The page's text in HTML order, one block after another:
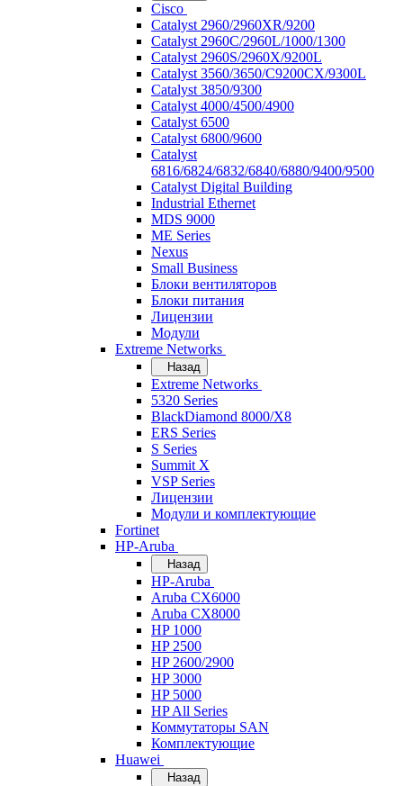
Cisco
Catalyst 2960/2960XR/9200
Catalyst 2960C/2960L/1000/1300
Catalyst 2960S/2960X/9200L
Catalyst 3560/3650/C9200CX/9300L
Catalyst 3850/9300
Catalyst 4000/4500/4900
Catalyst 6500
Catalyst 6800/9600
Catalyst
6816/6824/6832/6840/6880/9400/9500
Catalyst Digital Building
Industrial Ethernet
MDS 9000
ME Series
Nexus
Small Business
Блоки вентиляторов
Блоки питания
Лицензии
Модули
Extreme Networks
Назад
Extreme Networks
5320 Series
BlackDiamond 8000/X8
ERS Series
S Series
Summit X
VSP Series
Лицензии
Модули и комплектующие
Fortinet
HP-Aruba
Назад
HP-Aruba
Aruba CX6000
Aruba CX8000
HP 1000
HP 2500
HP 2600/2900
HP 3000
HP 5000
HP All Series
Коммутаторы SAN
Комплектующие
Huawei
Назад